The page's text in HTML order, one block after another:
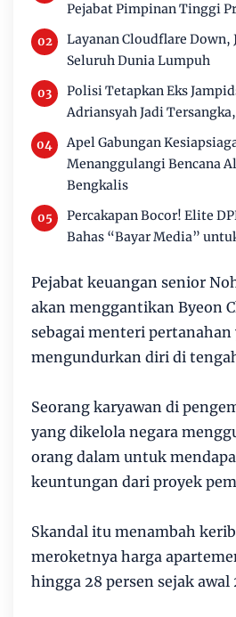
Pejabat Pimpinan Tinggi
Layanan Cloudflare Down,
Seluruh Dunia Lumpuh
Polisi Tetapkan Eks
Adriansyah Jadi
Apel Gabungan
Menanggulangi Bencana
Bengkalis
Percakapan Bocor! Elite
Bahas “Bayar Media”
Pejabat keuangan senior
akan menggantikan Byeon
sebagai menteri pertanahan
mengundurkan diri di
Seorang karyawan di
yang dikelola negara
orang dalam untuk
keuntungan dari proyek
Skandal itu menambah
meroketnya harga
hingga 28 persen sejak awal